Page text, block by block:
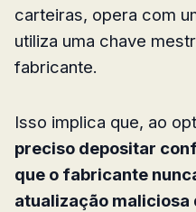
carteiras, opera com
utiliza uma chave
fabricante.
Isso implica que, ao
preciso depositar
que o fabricante
atualização maliciosa